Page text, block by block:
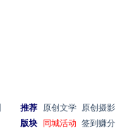
推荐
版块
原创文学 原创摄影
同城活动 签到赚分